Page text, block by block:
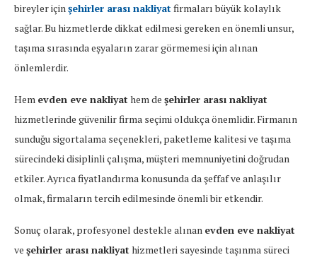
bireyler içinşehirler arası nakliyatfirmaları büyük kolaylık
sağlar. Bu hizmetlerde dikkat edilmesi gereken en önemli unsur,
taşıma sırasında eşyaların zarar görmemesi için alınan
önlemlerdir.
Hem evden eve nakliyat hem de şehirler arası nakliyat
hizmetlerinde güvenilir firma seçimi oldukça önemlidir. Firmanın
sunduğu sigortalama seçenekleri, paketleme kalitesi ve taşıma
sürecindeki disiplinli çalışma, müşteri memnuniyetini doğrudan
etkiler. Ayrıca fiyatlandırma konusunda da şeffaf ve anlaşılır
olmak, firmaların tercih edilmesinde önemli bir etkendir.
Sonuç olarak, profesyonel destekle alınan evden eve nakliyat
ve şehirler arası nakliyat hizmetleri sayesinde taşınma süreci